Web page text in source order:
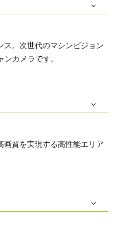
ス。次世代のマシンビジョン
カメラです。
画質を実現する高性能エリア